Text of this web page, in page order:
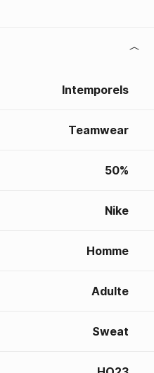
Intemporels
Teamwear
50%
Nike
Homme
Adulte
Sweat